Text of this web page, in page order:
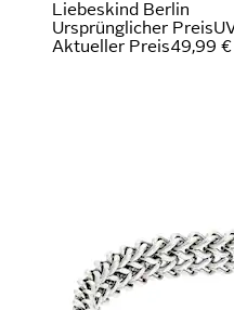
Liebeskind Berlin
Ursprünglicher Preis
Aktueller Preis49,99 €